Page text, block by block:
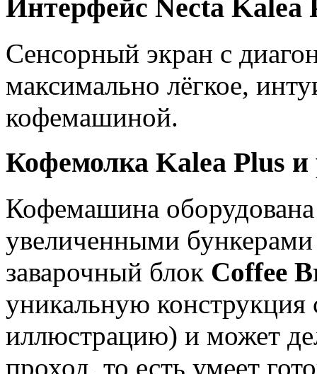
Интерфейс Necta Kalea
Сенсорный экран с
максимально лёгкое,
кофемашиной.
Кофемолка Kalea Plus и
Кофемашина
увеличенными
заварочный блок Coffee
уникальную
иллюстрацию) и может
проход, то есть умеет